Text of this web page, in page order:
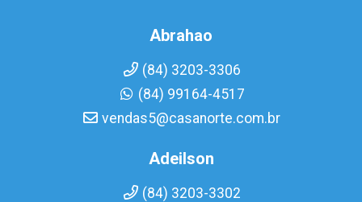
Abrahao
(84) 3203-3306
(84) 99164-4517
vendas5@casanorte.com.br
Adeilson
(84) 3203-3302